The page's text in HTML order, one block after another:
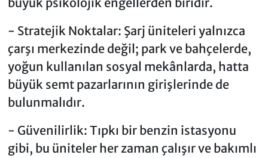
- Stratejik Noktalar: Şarj üniteleri yalnızca
çarşı merkezinde değil; park ve bahçelerde,
yoğun kullanılan sosyal mekânlarda, hatta
büyük semt pazarlarının girişlerinde de
bulunmalıdır.
- Güvenilirlik: Tıpkı bir benzin istasyonu
gibi, bu üniteler her zaman çalışır ve bakımlı